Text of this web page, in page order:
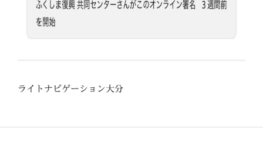
ライトナビゲーション大分